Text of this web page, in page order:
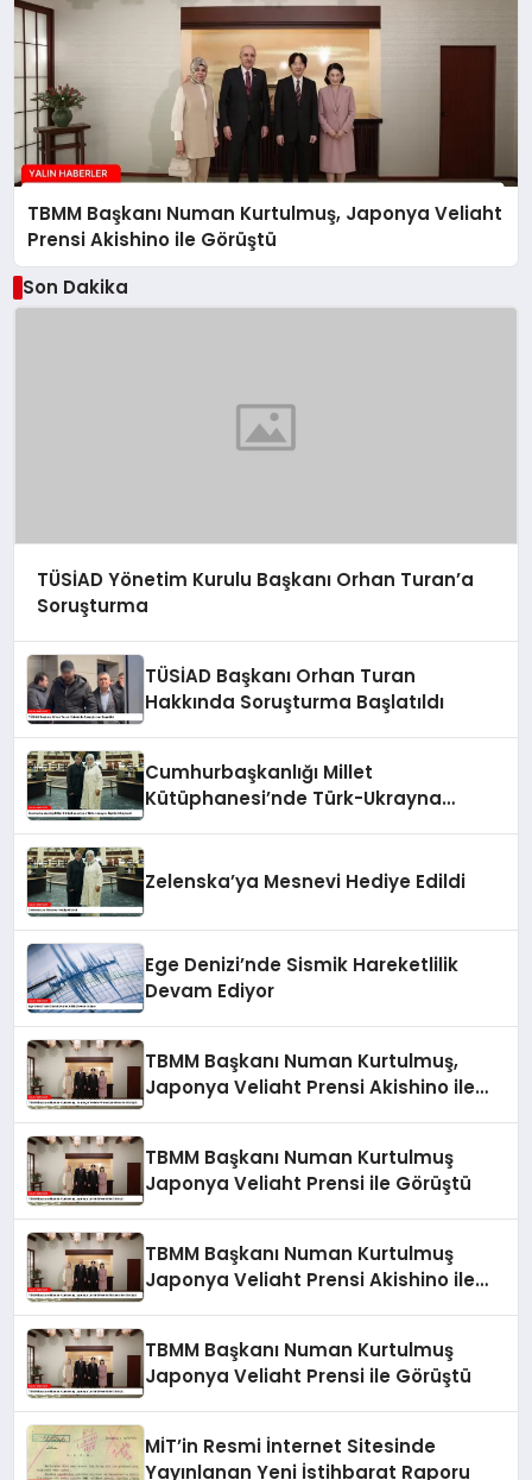
TBMM Başkanı Numan Kurtulmuş, Japonya Veliaht
Prensi Akishino ile Görüştü
Son Dakika
TÜSİAD Yönetim Kurulu Başkanı Orhan Turan’a
Soruşturma
TÜSİAD Başkanı Orhan Turan
Hakkında Soruşturma Başlatıldı
Cumhurbaşkanlığı Millet
Kütüphanesi’nde Türk-Ukrayna
Zelenska’ya Mesnevi Hediye Edildi
Ege Denizi’nde Sismik Hareketlilik
Devam Ediyor
TBMM Başkanı Numan Kurtulmuş,
Japonya Veliaht Prensi Akishino ile
TBMM Başkanı Numan Kurtulmuş
Japonya Veliaht Prensi ile Görüştü
TBMM Başkanı Numan Kurtulmuş
Japonya Veliaht Prensi Akishino ile
TBMM Başkanı Numan Kurtulmuş
Japonya Veliaht Prensi ile Görüştü
MİT’in Resmi İnternet Sitesinde
Yayınlanan Yeni İstihbarat Raporu